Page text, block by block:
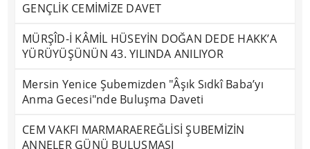
GENÇLİK CEMİMİZE DAVET
MÜRŞÎD-İ KÂMİL HÜSEYİN DOĞAN DEDE HAKK’A
YÜRÜYÜŞÜNÜN 43. YILINDA ANILIYOR
Mersin Yenice Şubemizden "Âşık Sıdkî Baba’yı
Anma Gecesi"nde Buluşma Daveti
CEM VAKFI MARMARAEREĞLİSİ ŞUBEMİZİN
ANNELER GÜNÜ BULUŞMASI